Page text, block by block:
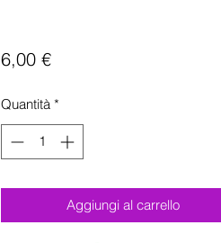
6,00 €Prezzo
Quantità *
Aggiungi al carrello